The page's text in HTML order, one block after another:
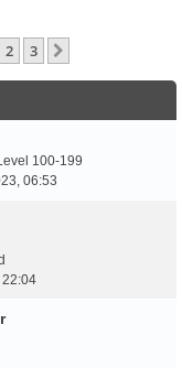
2 3
100-199
06:53
22:04